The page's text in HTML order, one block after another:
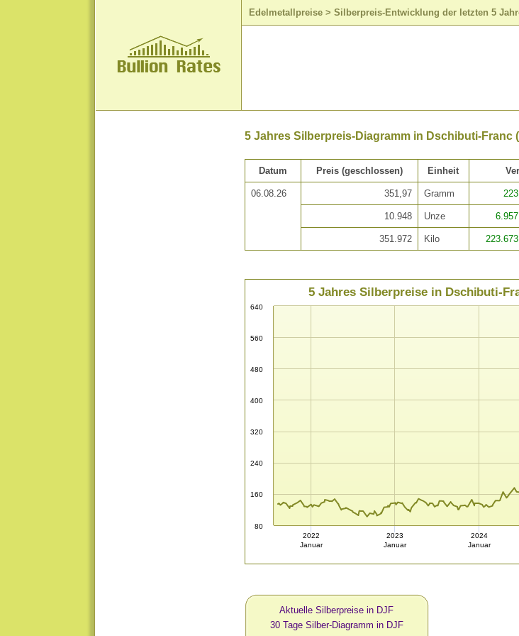
Edelmetallpreise > Silberpreis-Entwicklung der letzten 5
5 Jahres Silberpreis-Diagramm in Dschibuti-Franc
Datum Preis (geschlossen) Einheit
06.08.26 351,97 Gramm
10.948 Unze
351.972 Kilo
5 Jahres Silberpreise in Dschibuti-
80
160
240
320
400
480
560
640
2022
Januar
2023
Januar
2024
Januar
Aktuelle Silberpreise in DJF
30 Tage Silber-Diagramm in DJF